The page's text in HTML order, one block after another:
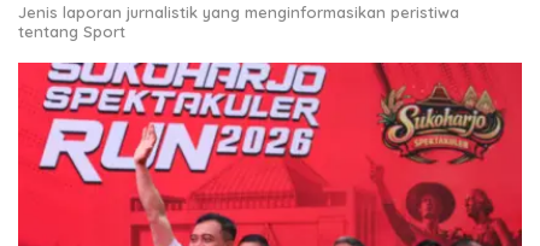
Jenis laporan jurnalistik yang menginformasikan peristiwa
tentang Sport